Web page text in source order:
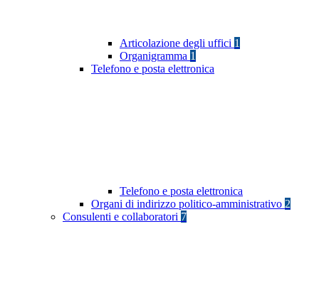
Articolazione degli uffici 1
Organigramma 1
Telefono e posta elettronica
Telefono e posta elettronica
Organi di indirizzo politico-amministrativo 2
Consulenti e collaboratori 7